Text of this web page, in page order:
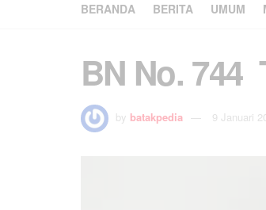
BERANDA BERITA UMUM
BN No. 744
by batakpedia 9 Januari